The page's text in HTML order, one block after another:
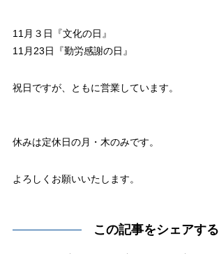
11月３日『文化の日』
11月23日『勤労感謝の日』
祝日ですが、ともに営業しています。
休みは定休日の月・木のみです。
よろしくお願いいたします。
この記事をシェアする